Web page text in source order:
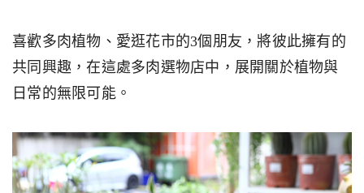
喜歡多肉植物、愛逛花市的3個朋友，將彼此擁有的
共同興趣，在這處多肉選物店中，展開關於植物與
日常的無限可能。